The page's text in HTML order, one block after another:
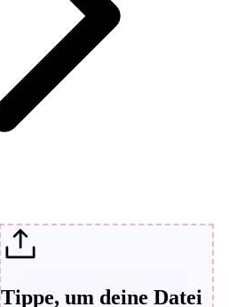
Tippe, um deine Datei